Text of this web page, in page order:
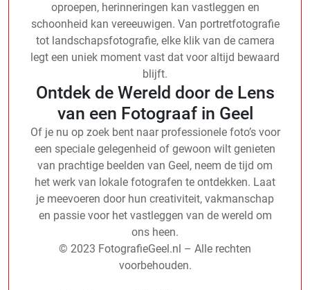
oproepen, herinneringen kan vastleggen en
schoonheid kan vereeuwigen. Van portretfotografie
tot landschapsfotografie, elke klik van de camera
legt een uniek moment vast dat voor altijd bewaard
blijft.
Ontdek de Wereld door de Lens
van een Fotograaf in Geel
Of je nu op zoek bent naar professionele foto’s voor
een speciale gelegenheid of gewoon wilt genieten
van prachtige beelden van Geel, neem de tijd om
het werk van lokale fotografen te ontdekken. Laat
je meevoeren door hun creativiteit, vakmanschap
en passie voor het vastleggen van de wereld om
ons heen.
© 2023 FotografieGeel.nl – Alle rechten
voorbehouden.